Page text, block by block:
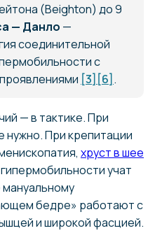
(Beighton) до 9
— Данло —
соединительной
с
[3] [6] .
— в тактике. При
нужно. При крепитации
хруст в шее
учат
мануальному
бедре» работают с
и широкой фасцией.